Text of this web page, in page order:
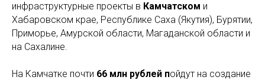
инфраструктурные проекты в Камчатском и
Хабаровском крае, Республике Саха (Якутия), Бурятии,
Приморье, Амурской области, Магаданской области и
на Сахалине.
На Камчатке почти 66 млн рублей пойдут на создание